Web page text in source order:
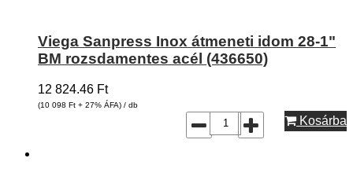
Viega Sanpress Inox átmeneti idom 28-1"
BM rozsdamentes acél (436650)
12 824.46 Ft
(10 098 Ft + 27% ÁFA) / db
Kosárba